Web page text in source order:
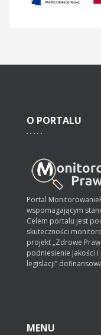
O PORTALU
Portal
wspomagającym
Celem portalu jest
skuteczności
projekt „Zdrowe
podniesienie jakości
legislacji”
MENU